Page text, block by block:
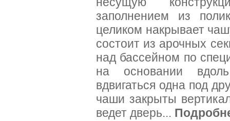
заполнением из
целиком накрывает
состоит из арочных
над бассейном по
на основании
вдвигаться одна под
чаши закрыты
ведет дверь...